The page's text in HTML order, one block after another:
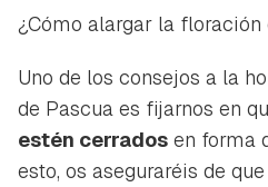
¿Cómo alargar la
Uno de los consejos a la
de Pascua es fijarnos en
estén cerrados en forma
esto, os aseguraréis de